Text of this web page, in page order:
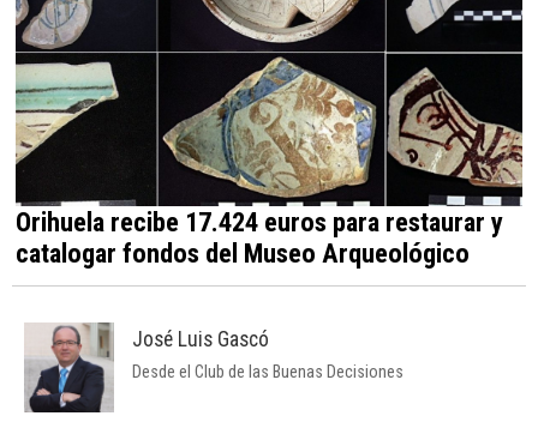
Orihuela recibe 17.424 euros para restaurar y
catalogar fondos del Museo Arqueológico
José Luis Gascó
Desde el Club de las Buenas Decisiones